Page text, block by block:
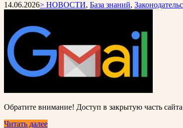
14.06.2026> НОВОСТИ, База знаний,
Обратите внимание! Доступ в закрытую часть
Читать далее